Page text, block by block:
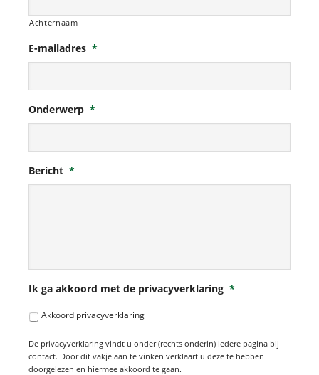
Achternaam
E-mailadres *
Onderwerp *
Bericht *
Ik ga akkoord met de privacyverklaring *
Akkoord privacyverklaring
De privacyverklaring vindt u onder (rechts onderin) iedere pagina bij
contact. Door dit vakje aan te vinken verklaart u deze te hebben
doorgelezen en hiermee akkoord te gaan.